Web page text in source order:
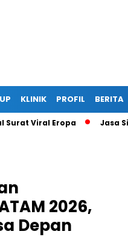
KLINIK PROFIL BERITA
Viral Eropa Jasa Siaran
2026,
Depan